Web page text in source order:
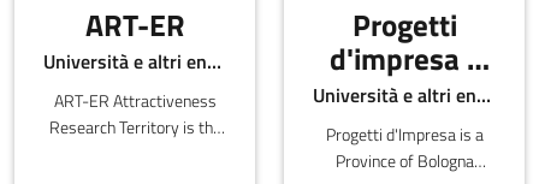
ART-ER
Università e altri enti pubblici
ART-ER Attractiveness
Research Territory is the
Progetti
d'impresa -
Metropolitan
City of
Bologna
Università e altri enti pubblici
Progetti d'Impresa is a
Province of Bologna